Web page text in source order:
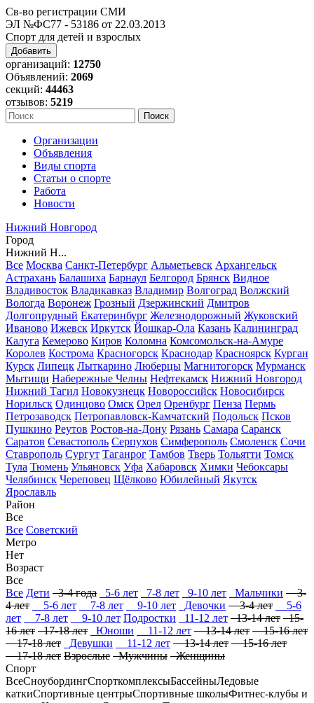
Св-во регистрации СМИ
ЭЛ №ФС77 - 53186 от 22.03.2013
Спорт для детей и взрослых
Добавить
организаций: 12750
Объявлений: 2069
секций: 44463
отзывов: 5219
Организации
Объявления
Виды спорта
Статьи о спорте
Работа
Новости
Нижний Новгород
Город
Нижний Н...
Все Москва Санкт-Петербург Альметьевск Архангельск
Астрахань Балашиха Барнаул Белгород Брянск Видное
Владивосток Владикавказ Владимир Волгоград Волжский
Вологда Воронеж Грозный Дзержинский Дмитров
Долгопрудный Екатеринбург Железнодорожный Жуковский
Иваново Ижевск Иркутск Йошкар-Ола Казань Калининград
Калуга Кемерово Киров Коломна Комсомольск-на-Амуре
Королев Кострома Красногорск Краснодар Красноярск Курган
Курск Липецк Лыткарино Люберцы Магнитогорск Мурманск
Мытищи Набережные Челны Нефтекамск Нижний Новгород
Нижний Тагил Новокузнецк Новороссийск Новосибирск
Норильск Одинцово Омск Орел Оренбург Пенза Пермь
Петрозаводск Петропавловск-Камчатский Подольск Псков
Пушкино Реутов Ростов-на-Дону Рязань Самара Саранск
Саратов Севастополь Серпухов Симферополь Смоленск Сочи
Ставрополь Сургут Таганрог Тамбов Тверь Тольятти Томск
Тула Тюмень Ульяновск Уфа Хабаровск Химки Чебоксары
Челябинск Череповец Щёлково Юбилейный Якутск
Ярославль
Район
Все
Все Советский
Метро
Нет
Возраст
Все
Все Дети 3-4 года 5-6 лет 7-8 лет 9-10 лет Мальчики 3-
4 лет
5-6 лет 7-8 лет 9-10 лет Девочки 3-4 лет
5-6
лет
7-8 лет 9-10 лет Подростки 11-12 лет 13-14 лет 15-
16 лет 17-18 лет Юноши 11-12 лет 13-14 лет 15-16 лет
17-18 лет
Девушки 11-12 лет 13-14 лет 15-16 лет
17-18 лет Взрослые Мужчины Женщины
Спорт
ВсеСноубордингСпорткомплексыБассейныЛедовые
каткиСпортивные центрыСпортивные школыФитнес-клубы и